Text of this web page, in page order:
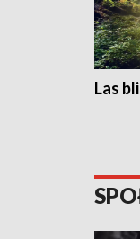
Las